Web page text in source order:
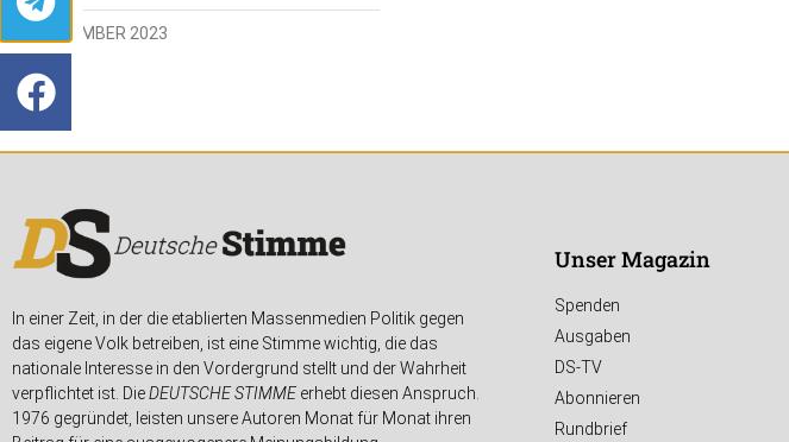
6. SEPTEMBER 2023
In einer Zeit, in der die etablierten Massenmedien Politik gegen
das eigene Volk betreiben, ist eine Stimme wichtig, die das
nationale Interesse in den Vordergrund stellt und der Wahrheit
verpflichtet ist. DieDEUTSCHE STIMMEerhebt diesen Anspruch.
1976 gegründet, leisten unsere Autoren Monat für Monat ihren
Unser Magazin
Spenden
Ausgaben
DS-TV
Abonnieren
Rundbrief